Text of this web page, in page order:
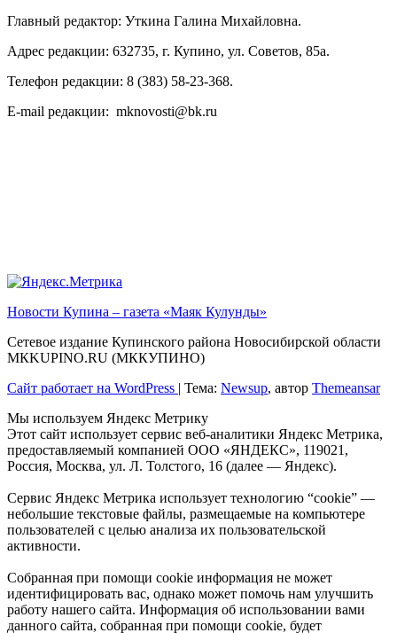
Главный редактор: Уткина Галина Михайловна.
Адрес редакции: 632735, г. Купино, ул. Советов, 85а.
Телефон редакции: 8 (383) 58-23-368.
E-mail редакции: mknovosti@bk.ru
Новости Купина – газета «Маяк Кулунды»
Сетевое издание Купинского района Новосибирской области
МКKUPINO.RU (МККУПИНО)
Сайт работает на WordPress
Тема: Newsup, автор Themeansar
Мы используем Яндекс Метрику
Этот сайт использует сервис веб-аналитики Яндекс Метрика,
предоставляемый компанией ООО «ЯНДЕКС», 119021,
Россия, Москва, ул. Л. Толстого, 16 (далее — Яндекс).
Сервис Яндекс Метрика использует технологию “cookie” —
небольшие текстовые файлы, размещаемые на компьютере
пользователей с целью анализа их пользовательской
активности.
Собранная при помощи cookie информация не может
идентифицировать вас, однако может помочь нам улучшить
работу нашего сайта. Информация об использовании вами
данного сайта, собранная при помощи cookie, будет